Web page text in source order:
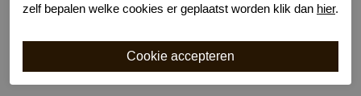
- het artikel moet ongedragen zijn en in de originele
verpakking zitten.
(Een panty mag niet gepast zijn en dient op originele
zelf bepalen welke cookies er geplaatst worden klik dan hier.